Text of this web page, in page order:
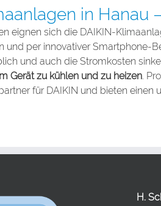
in
eignen sich die DAIKIN-
und per innovativer Smartphone-
und auch die Stromkosten
Gerät zu kühlen und zu heizen.
für DAIKIN und bieten
H.